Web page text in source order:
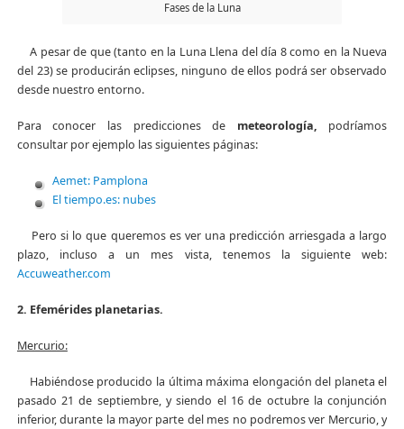
Fases de la Luna
A pesar de que (tanto en la Luna Llena del día 8 como en la Nueva
del 23) se producirán eclipses, ninguno de ellos podrá ser observado
desde nuestro entorno.
Para conocer las predicciones de meteorología, podríamos
consultar por ejemplo las siguientes páginas:
Aemet: Pamplona
El tiempo.es: nubes
Pero si lo que queremos es ver una predicción arriesgada a largo
plazo, incluso a un mes vista, tenemos la siguiente web:
Accuweather.com
2. Efemérides planetarias.
Mercurio:
Habiéndose producido la última máxima elongación del planeta el
pasado 21 de septiembre, y siendo el 16 de octubre la conjunción
inferior, durante la mayor parte del mes no podremos ver Mercurio, y